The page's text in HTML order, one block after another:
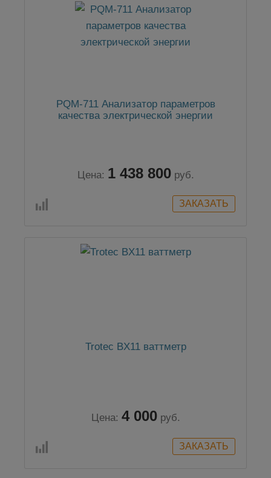
PQM-711 Анализатор параметров
качества электрической энергии
Цена: 1 438 800 руб.
Trotec BX11 ваттметр
Цена: 4 000 руб.